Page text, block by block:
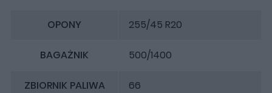
OPONY 255/45 R20
BAGAŻNIK 500/1400
ZBIORNIK PALIWA 66